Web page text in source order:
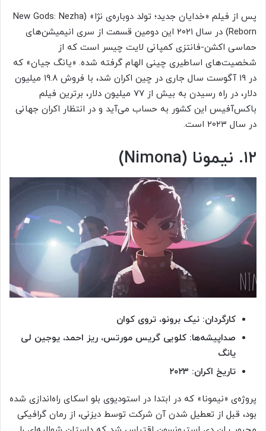
پس از فیلم «خدایان جدید؛ تولد دوباره‌ی نژا» (New Gods: Nezha
Reborn) در سال ۲۰۲۱ این دومین قسمت از سری انیمیشن‌های
حماسی اکشن-فانتزی کمپانی لایت چیسر است که از
شخصیت‌های اساطیری چینی الهام گرفته شده. «یانگ جیان» که
در ۱۹ آگوست سال جاری در چین اکران شد، با فروش ۱۹.۸ میلیون
دلار، در راه رسیدن به بیش از ۷۷ میلیون دلار، برترین فیلم
باکس‌آفیس این کشور به حساب می‌آید و در انتظار اکران جهانی
در سال ۲۰۲۳ است.
۱۲. نیمونا (Nimona)
کارگردان: نیک برونو، تروی کوان
صداپیشه‌ها: کلویی گریس مورتس، ریز احمد، یوجین لی
یانگ
تاریخ اکران: ۲۰۲۳
پروژه‌ی «نیمونا» که در ابتدا در استودیوی بلو اسکای راه‌اندازی شده
بود، قبل از تعطیل شدن آن شرکت توسط دیزنی، از رمان گرافیکی